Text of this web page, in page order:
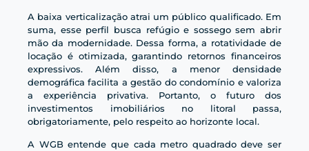
A baixa verticalização atrai um público qualificado. Em
suma, esse perfil busca refúgio e sossego sem abrir
mão da modernidade. Dessa forma, a rotatividade de
locação é otimizada, garantindo retornos financeiros
expressivos. Além disso, a menor densidade
demográfica facilita a gestão do condomínio e valoriza
a experiência privativa. Portanto, o futuro dos
investimentos imobiliários no litoral passa,
obrigatoriamente, pelo respeito ao horizonte local.
A WGB entende que cada metro quadrado deve ser